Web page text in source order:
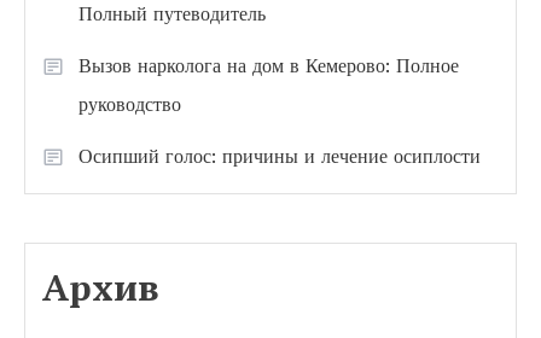
Полный путеводитель
Вызов нарколога на дом в Кемерово: Полное
руководство
Осипший голос: причины и лечение осиплости
Архив